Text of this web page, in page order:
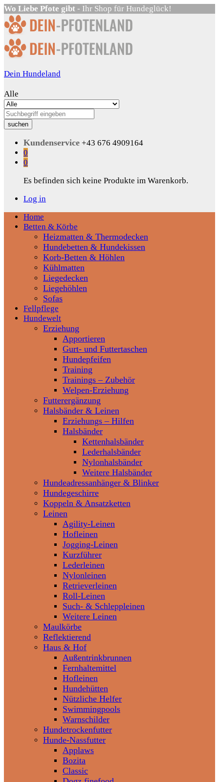
Wo Liebe Pfote gibt - Ihr Shop für Hundeglück!
Dein Hundeland
Alle
suchen
Kundenservice +43 676 4909164
0
0
Es befinden sich keine Produkte im Warenkorb.
Log in
Home
Betten & Körbe
Heizmatten & Thermodecken
Hundebetten & Hundekissen
Korb-Betten & Höhlen
Kühlmatten
Liegedecken
Liegehöhlen
Sofas
Fellpflege
Hundewelt
Erziehung
Apportieren
Gurt- und Futtertaschen
Hundepfeifen
Training
Trainings – Zubehör
Welpen-Erziehung
Futterergänzung
Halsbänder & Leinen
Erziehungs – Hilfen
Halsbänder
Kettenhalsbänder
Lederhalsbänder
Nylonhalsbänder
Weitere Halsbänder
Hundeadressanhänger & Blinker
Hundegeschirre
Koppeln & Ansatzketten
Leinen
Agility-Leinen
Hofleinen
Jogging-Leinen
Kurzführer
Lederleinen
Nylonleinen
Retrieverleinen
Roll-Leinen
Such- & Schleppleinen
Weitere Leinen
Maulkörbe
Reflektierend
Haus & Hof
Außentrinkbrunnen
Fernhaltemittel
Hofleinen
Hundehütten
Nützliche Helfer
Swimmingpools
Warnschilder
Hundetrockenfutter
Hunde-Nassfutter
Applaws
Bozita
Classic